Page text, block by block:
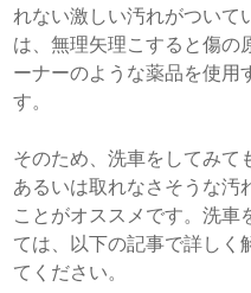
れない激しい汚れがついて
は、無理矢理こすると傷の
ーナーのような薬品を使用
す。
そのため、洗車をしてみて
あるいは取れなさそうな汚
ことがオススメです。洗車
ては、以下の記事で詳しく
てください。